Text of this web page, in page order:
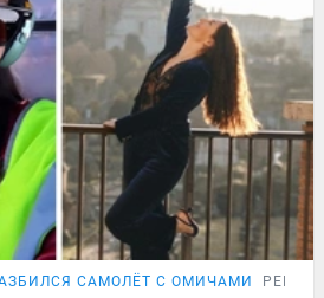
САМОЛЁТ С ОМИЧАМИ